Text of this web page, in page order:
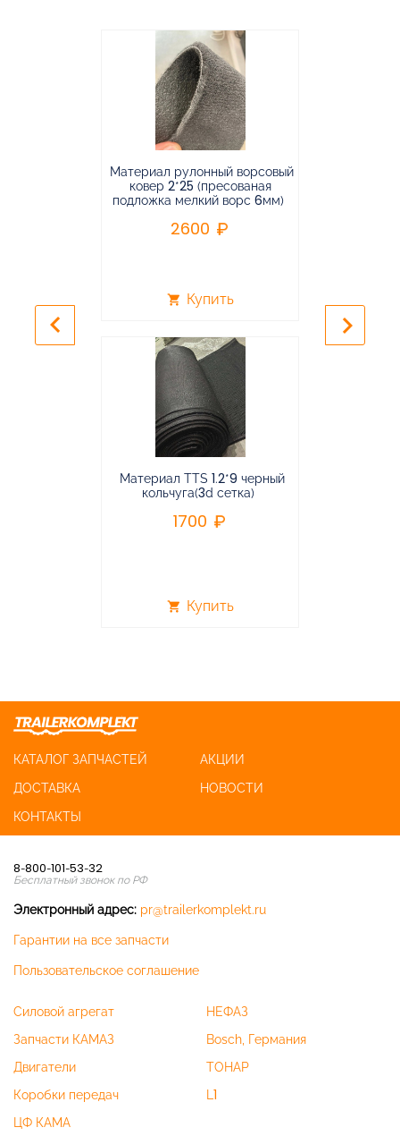
Материал рулонный ворсовый
ковер 2*25 (пресованая
подложка мелкий ворс 6мм)
2600
shopping_cart Купить
Материал TTS 1.2*9 черный
кольчуга(3d сетка)
1700
shopping_cart Купить
keyboard_arrow_left keyboard_arrow_right
КАТАЛОГ ЗАПЧАСТЕЙ
АКЦИИ
ДОСТАВКА
НОВОСТИ
КОНТАКТЫ
8-800-101-53-32
Бесплатный звонок по РФ
Электронный адрес: pr@trailerkomplekt.ru
Гарантии на все запчасти
Пользовательское соглашение
Силовой агрегат
Запчасти КАМАЗ
Двигатели
Коробки передач
ЦФ КАМА
НЕФАЗ
Bosch, Германия
ТОНАР
L1